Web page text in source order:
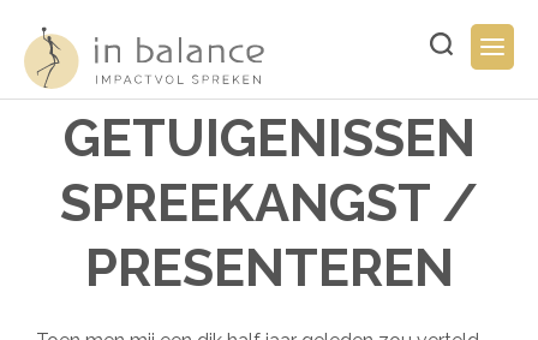
naar
inhoud
Typ
GETUIGENISSEN
SPREEKANGST /
PRESENTEREN